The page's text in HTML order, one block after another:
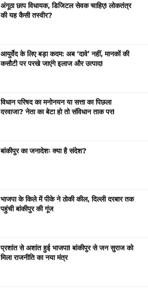
अंगूठा छाप विधायक, डिजिटल सेवक चाहिए! लोकतंत्र
की यह कैसी तस्वीर?
आयुर्वेद के लिए बड़ा कदम: अब ‘दावे’ नहीं, मानकों की
कसौटी पर परखे जाएंगे इलाज और उत्पाद!
विधान परिषद का मनोनयन या सत्ता का पिछला
दरवाजा? नेता का बेटा हो तो संविधान ताक पर!
बांकीपुर का जनादेशः क्या है संदेश?
भाजपा के किले में पीके ने ठोकी कील, दिल्ली दरबार तक
पहुंची बांकीपुर की गूंज
प्रशांत से अशांत हुई भाजपा! बांकीपुर से जन सुराज को
मिला राजनीति का नया मंत्र